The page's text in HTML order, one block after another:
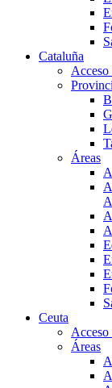
Cataluña
Acceso
Áreas
Ceuta
Acceso
Áreas